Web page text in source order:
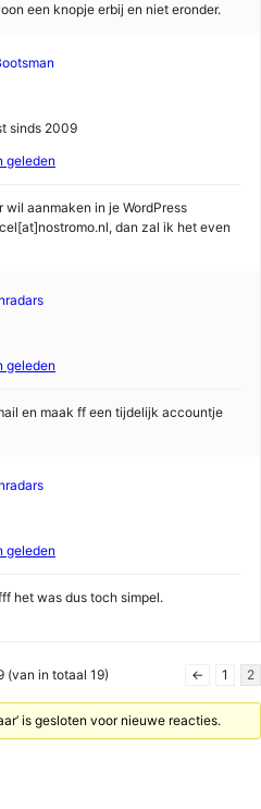
een knopje erbij en niet eronder.
sinds 2009
geleden
aanmaken in je WordPress
dan zal ik het even
geleden
en maak ff een tijdelijk accountje
geleden
het was dus toch simpel.
(van in totaal 19) ← 1 2
is gesloten voor nieuwe reacties.